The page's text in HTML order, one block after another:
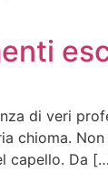
di veri
chioma.
capello. Da